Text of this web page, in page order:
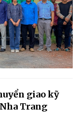
giao kỹ
Trang